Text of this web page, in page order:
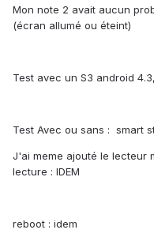
Mon note 2 avait aucun
(écran allumé ou éteint)
Test avec un S3 android
Test Avec ou sans : smart
J'ai meme ajouté le lecteur
lecture : IDEM
reboot : idem